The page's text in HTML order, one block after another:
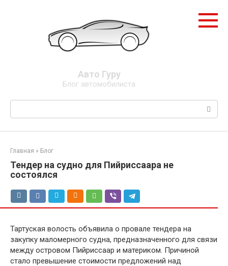
Авто Гуру
Блог автомобилиста
Поиск:
Главная » Блог
Тендер на судно для Пийриссаара не
состоялся
Тартуская волость объявила о провале тендера на
закупку маломерного судна, предназначенного для связи
между островом Пийриссаар и материком. Причиной
стало превышение стоимости предложений над